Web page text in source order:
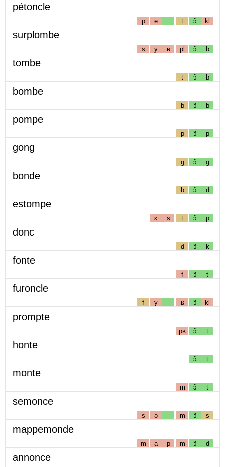
pétoncle
p e t ɔ̃ kl
surplombe
s y ʁ pl ɔ̃ b
tombe
t ɔ̃ b
bombe
b ɔ̃ b
pompe
p ɔ̃ p
gong
g ɔ̃ g
bonde
b ɔ̃ d
estompe
ɛ s t ɔ̃ p
donc
d ɔ̃ k
fonte
f ɔ̃ t
furoncle
f y ʁ ɔ̃ kl
prompte
pʁ ɔ̃ t
honte
ɔ̃ t
monte
m ɔ̃ t
semonce
s ə m ɔ̃ s
mappemonde
m a p m ɔ̃ d
annonce